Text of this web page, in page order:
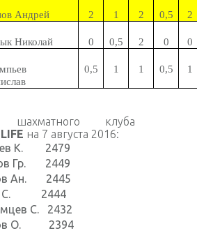
Андрей 2 1 2 0,5 2
Николай 0 0,5 2 0 0
0,5 1 1 0,5 1
шахматного клуба
на 7 августа 2016:
К. 2479
Гр. 2449
Ан. 2445
С. 2444
С. 2432
О. 2394